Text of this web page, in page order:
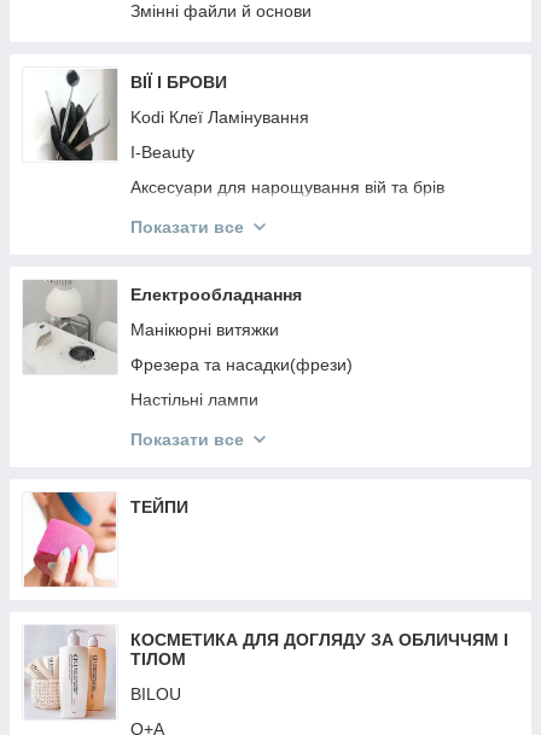
Змінні файли й основи
ВІЇ І БРОВИ
Kodi Клеї Ламінування
I-Beauty
Аксесуари для нарощування вій та брів
ReflectoCil
Levissime
ZOLA
Кисті для брів
Пінцети, ножнички для брів та аксесуари
NIKK MOLE
SCULPTOR
Показати все
Електрообладнання
Манікюрні витяжки
Фрезера та насадки(фрези)
Настільні лампи
Перукарське Електрообладнання
Обладнання для дезінфекції та стерилізації
Стартові набори
Показати все
ТЕЙПИ
КОСМЕТИКА ДЛЯ ДОГЛЯДУ ЗА ОБЛИЧЧЯМ І
ТІЛОМ
BILOU
Q+A